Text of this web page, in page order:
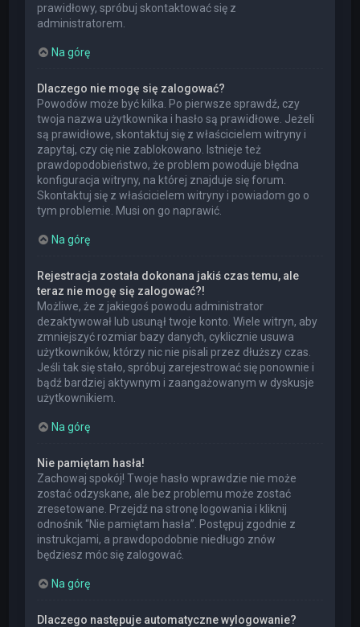
prawidłowy, spróbuj skontaktować się z
administratorem.
Na górę
Dlaczego nie mogę się zalogować?
Powodów może być kilka. Po pierwsze sprawdź, czy
twoja nazwa użytkownika i hasło są prawidłowe. Jeżeli
są prawidłowe, skontaktuj się z właścicielem witryny i
zapytaj, czy cię nie zablokowano. Istnieje też
prawdopodobieństwo, że problem powoduje błędna
konfiguracja witryny, na której znajduje się forum.
Skontaktuj się z właścicielem witryny i powiadom go o
tym problemie. Musi on go naprawić.
Na górę
Rejestracja została dokonana jakiś czas temu, ale
teraz nie mogę się zalogować?!
Możliwe, że z jakiegoś powodu administrator
dezaktywował lub usunął twoje konto. Wiele witryn, aby
zmniejszyć rozmiar bazy danych, cyklicznie usuwa
użytkowników, którzy nic nie pisali przez dłuższy czas.
Jeśli tak się stało, spróbuj zarejestrować się ponownie i
bądź bardziej aktywnym i zaangażowanym w dyskusje
użytkownikiem.
Na górę
Nie pamiętam hasła!
Zachowaj spokój! Twoje hasło wprawdzie nie może
zostać odzyskane, ale bez problemu może zostać
zresetowane. Przejdź na stronę logowania i kliknij
odnośnik “Nie pamiętam hasła”. Postępuj zgodnie z
instrukcjami, a prawdopodobnie niedługo znów
będziesz móc się zalogować.
Na górę
Dlaczego następuje automatyczne wylogowanie?